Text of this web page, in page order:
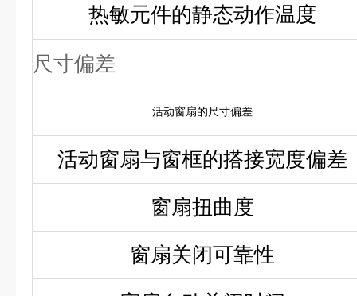
热敏元件的静态动作温度
尺寸偏差
活动窗扇的尺寸偏差
活动窗扇与窗框的搭接宽度偏差
窗扇扭曲度
窗扇关闭可靠性